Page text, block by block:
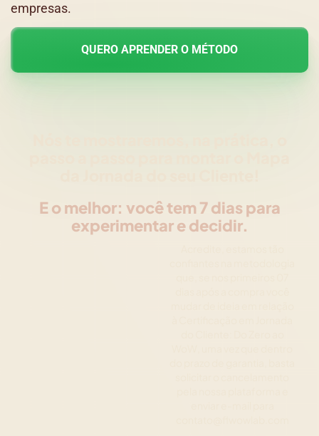
empresas.
QUERO APRENDER O MÉTODO
E o melhor: você tem 7 dias para
experimentar e decidir.